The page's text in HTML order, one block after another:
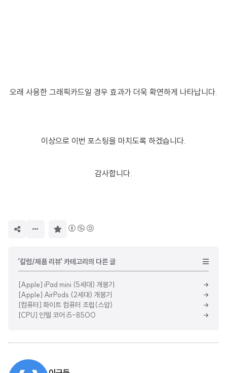
오래 사용한 그래픽카드일 경우 효과가 더욱 확연하게 나타납니다.
이상으로 이번 포스팅을 마치도록 하겠습니다.
감사합니다.
'칼럼/제품 리뷰' 카테고리의 다른 글
[Apple] iPad mini (5세대) 개봉기
[Apple] AirPods (2세대) 개봉기
[컴퓨터] 화이트 컴퓨터 조립(스압)
[CPU] 인텔 코어 i5-8500